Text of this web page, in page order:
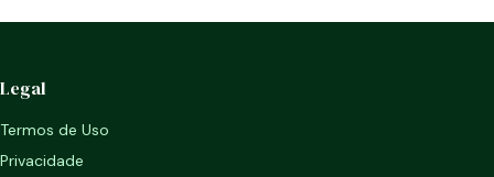
Legal
Termos de Uso
Privacidade